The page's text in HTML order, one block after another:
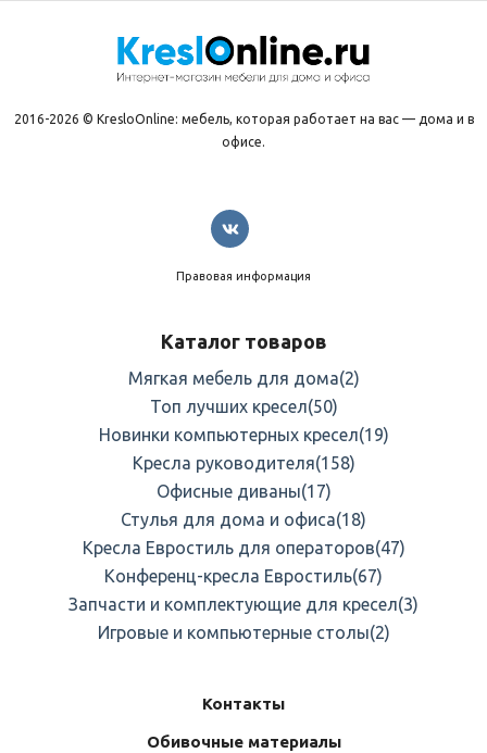
2016-2026 © KresloOnline: мебель, которая работает на вас — дома и в
офисе.
Правовая информация
Каталог товаров
Мягкая мебель для дома(2)
Топ лучших кресел(50)
Новинки компьютерных кресел(19)
Кресла руководителя(158)
Офисные диваны(17)
Стулья для дома и офиса(18)
Кресла Евростиль для операторов(47)
Конференц-кресла Евростиль(67)
Запчасти и комплектующие для кресел(3)
Игровые и компьютерные столы(2)
Контакты
Обивочные материалы